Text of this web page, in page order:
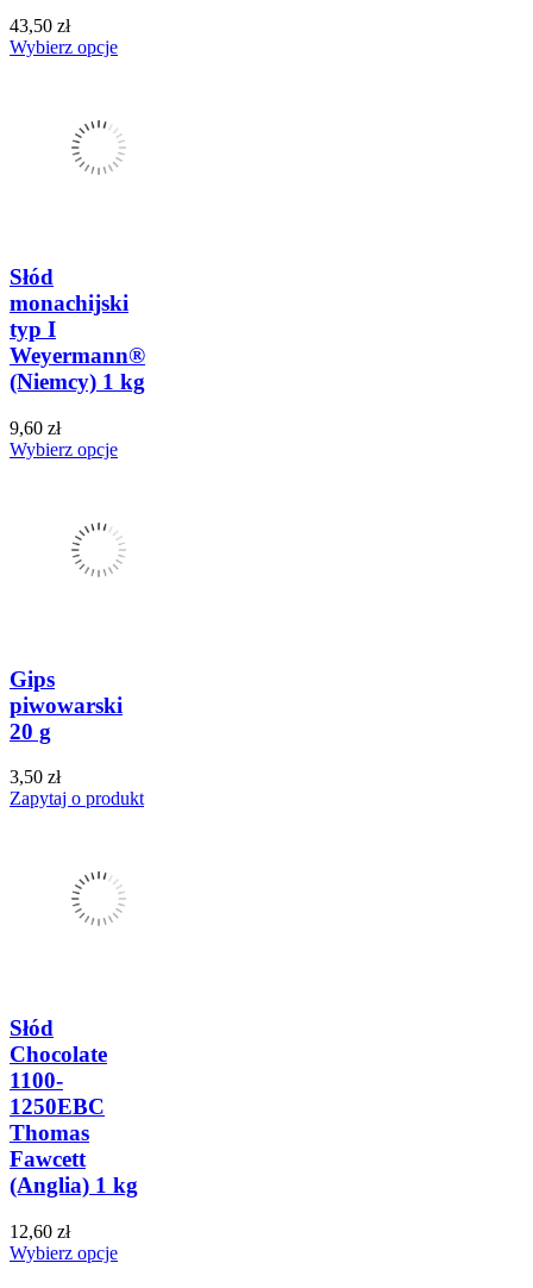
43,50 zł
Wybierz opcje
Słód
monachijski
typ I
Weyermann®
(Niemcy) 1 kg
9,60 zł
Wybierz opcje
Gips
piwowarski
20 g
3,50 zł
Zapytaj o produkt
Słód
Chocolate
1100-
1250EBC
Thomas
Fawcett
(Anglia) 1 kg
12,60 zł
Wybierz opcje